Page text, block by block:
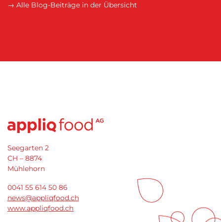
→ Alle Blog-Beiträge in der Übersicht
Seegarten 2
CH – 8874
Mühlehorn
0041 55 614 50 86
news@appliqfood.ch
www.appliqfood.ch